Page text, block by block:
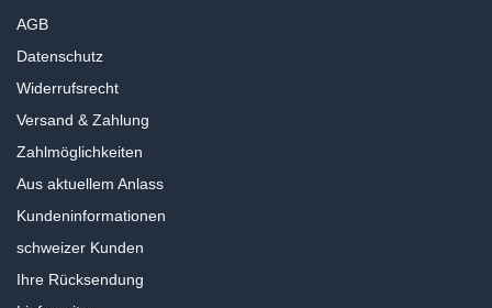
AGB
Datenschutz
Widerrufsrecht
Versand & Zahlung
Zahlmöglichkeiten
Aus aktuellem Anlass
Kundeninformationen
schweizer Kunden
Ihre Rücksendung